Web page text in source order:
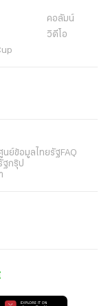
คอลัมน์
วิดีโอ
นย์ข้อมูลไทยรัฐFAQ
ฐกรุ๊ป